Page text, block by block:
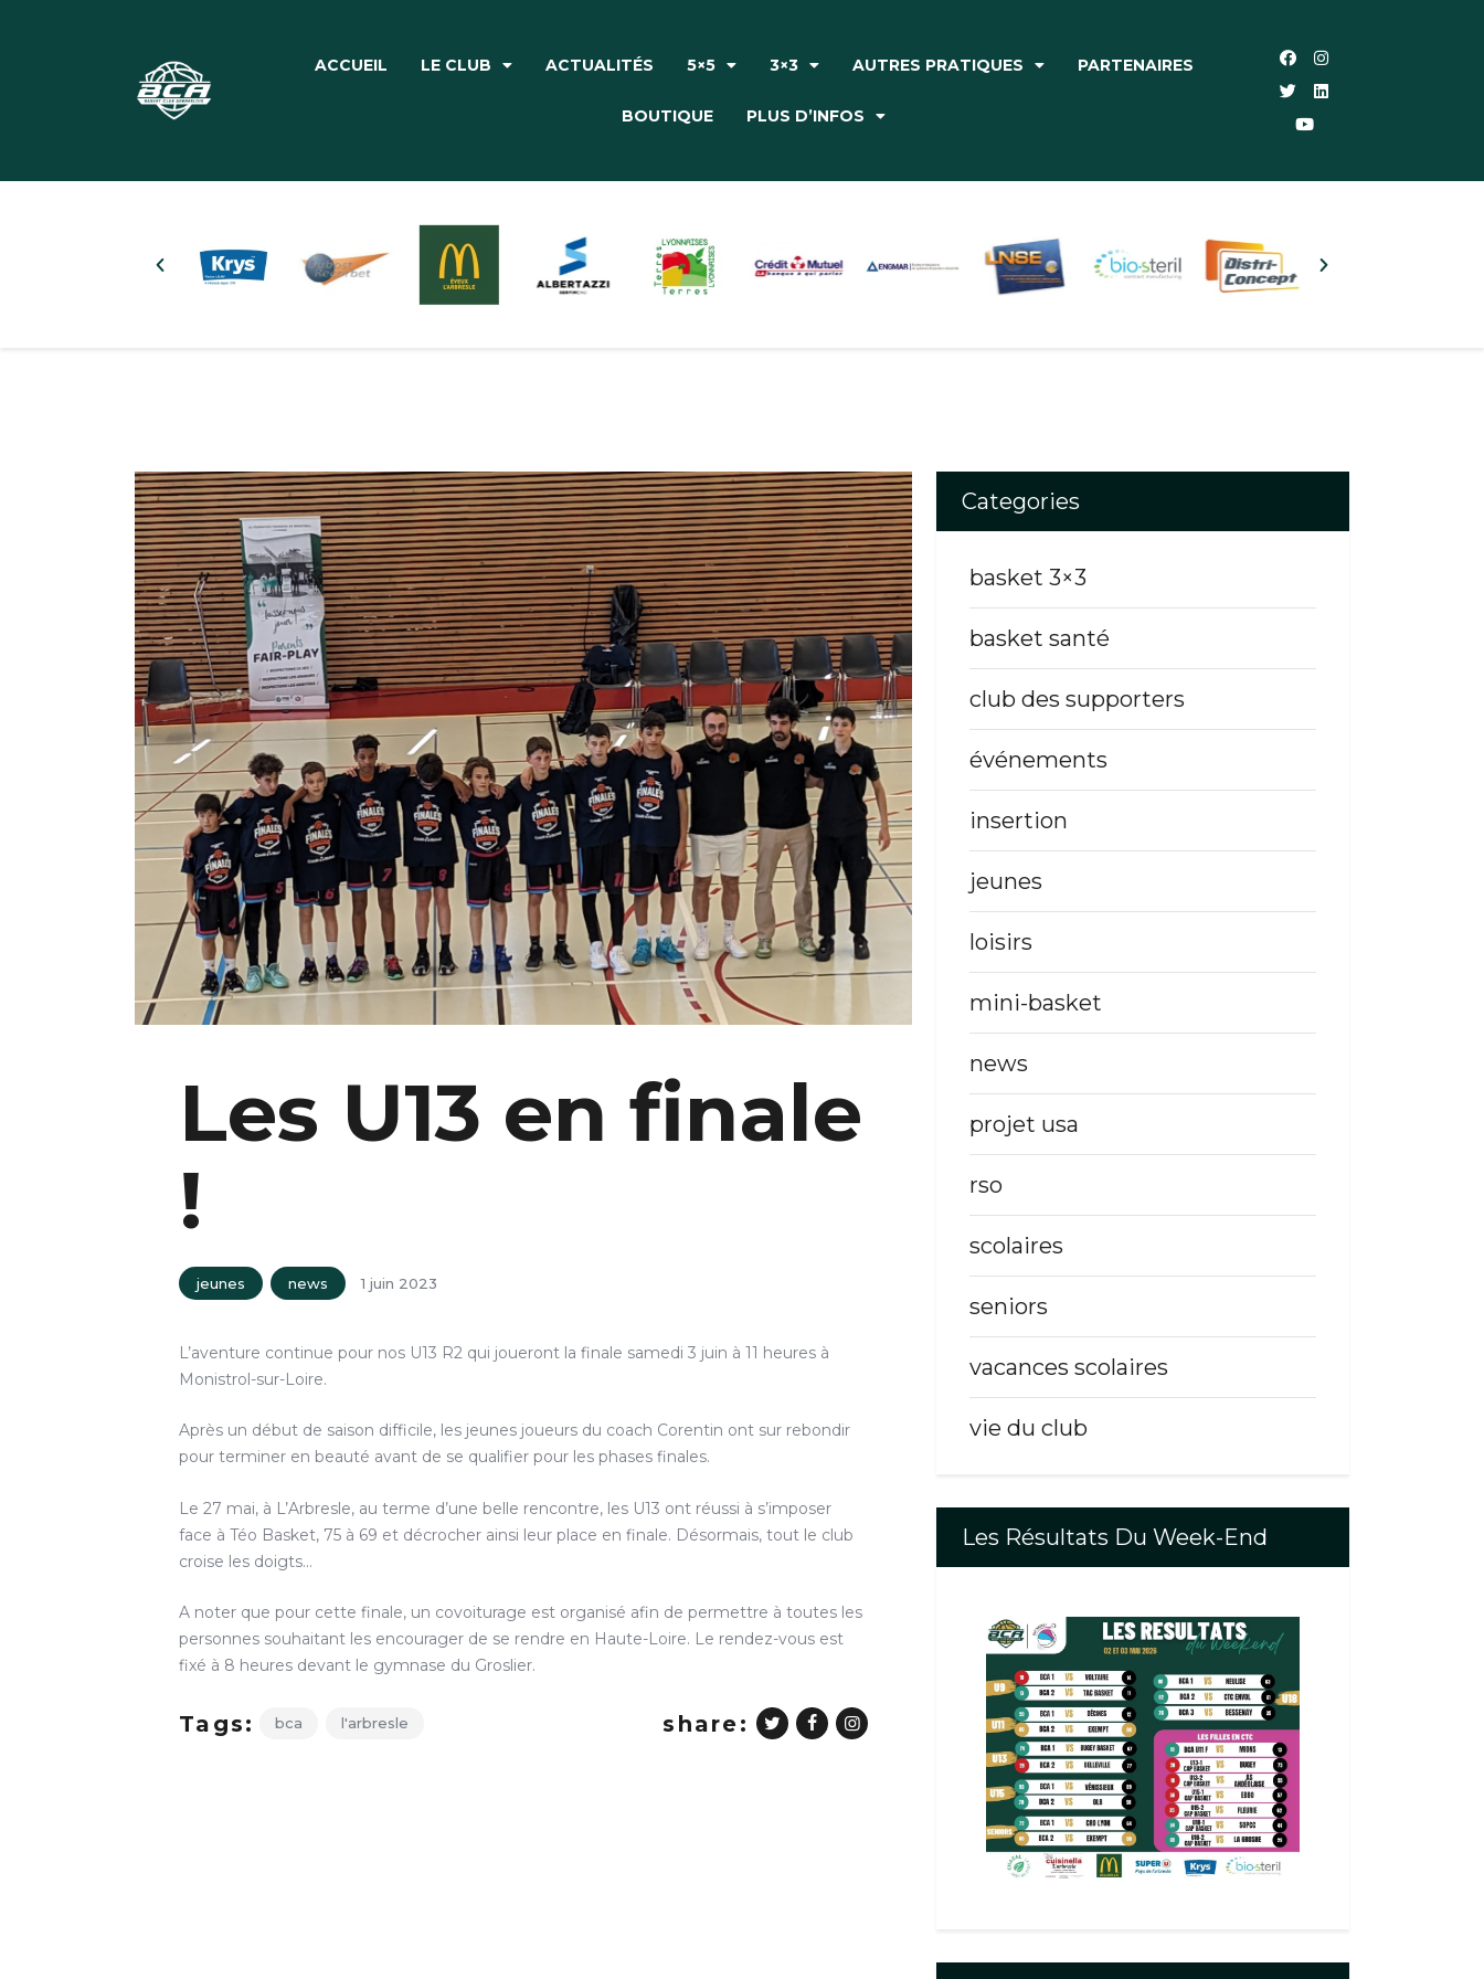
ACCUEIL LE CLUB ACTUALITÉS 5×5 3×3 AUTRES PRATIQUES PARTENAIRES
BOUTIQUE PLUS D’INFOS
Le Club
Partenaires
Boutique
Les U13 en finale
!
jeunes news 1 juin 2023
L’aventure continue pour nos U13 R2 qui joueront la finale samedi 3 juin à 11 heures à
Monistrol-sur-Loire.
Après un début de saison difficile, les jeunes joueurs du coach Corentin ont sur rebondir
pour terminer en beauté avant de se qualifier pour les phases finales.
Le 27 mai, à L’Arbresle, au terme d’une belle rencontre, les U13 ont réussi à s’imposer
face à Téo Basket, 75 à 69 et décrocher ainsi leur place en finale. Désormais, tout le club
croise les doigts…
A noter que pour cette finale, un covoiturage est organisé afin de permettre à toutes les
personnes souhaitant les encourager de se rendre en Haute-Loire. Le rendez-vous est
fixé à 8 heures devant le gymnase du Groslier.
Tags: bca l'arbresle share:
Categories
basket 3×3
basket santé
club des supporters
événements
insertion
jeunes
loisirs
mini-basket
news
projet usa
rso
scolaires
seniors
vacances scolaires
vie du club
Les Résultats Du Week-End